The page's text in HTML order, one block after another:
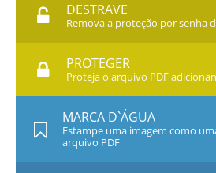
DESTRAVE
Remova a proteção por senha
PROTEGER
Proteja o arquivo PDF
MARCA D`ÁGUA
Estampe uma imagem como
arquivo PDF